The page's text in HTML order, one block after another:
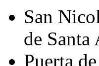
San
de Santa
Puerta